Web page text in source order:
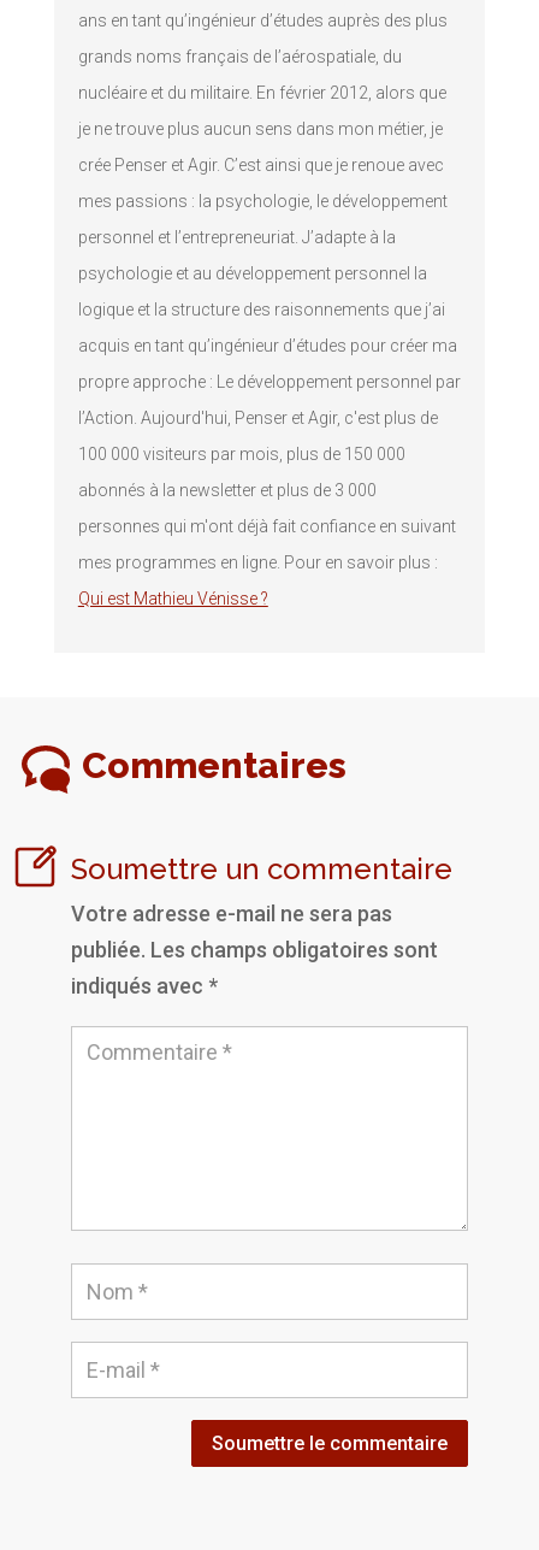
ans en tant qu’ingénieur d’études auprès des plus
grands noms français de l’aérospatiale, du
nucléaire et du militaire. En février 2012, alors que
je ne trouve plus aucun sens dans mon métier, je
crée Penser et Agir. C’est ainsi que je renoue avec
mes passions : la psychologie, le développement
personnel et l’entrepreneuriat. J’adapte à la
psychologie et au développement personnel la
logique et la structure des raisonnements que j’ai
acquis en tant qu’ingénieur d’études pour créer ma
propre approche : Le développement personnel par
l’Action. Aujourd'hui, Penser et Agir, c'est plus de
100 000 visiteurs par mois, plus de 150 000
abonnés à la newsletter et plus de 3 000
personnes qui m'ont déjà fait confiance en suivant
mes programmes en ligne. Pour en savoir plus :
Qui est Mathieu Vénisse ?
Commentaires
Soumettre un commentaire
Votre adresse e-mail ne sera pas
publiée. Les champs obligatoires sont
indiqués avec *
Soumettre le commentaire